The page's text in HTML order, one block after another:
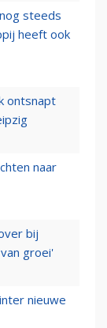
steeds
heeft ook
ontsnapt
naar
bij
groei'
nieuwe